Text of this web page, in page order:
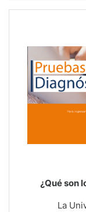
¿Qué son
La